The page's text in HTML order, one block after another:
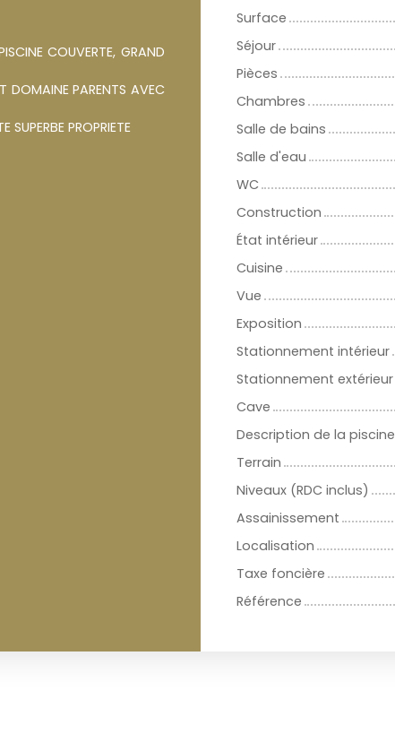
COUVERTE, GRAND
DOMAINE PARENTS AVEC
PROPRIETE
Surface
Séjour
Pièces
Chambres
Salle de bains
Salle d'eau
WC
Construction
État intérieur
Cuisine
Vue
Exposition
Stationnement intérieur
Stationnement extérieur
Cave
Description de la piscine
Terrain
Niveaux (RDC inclus)
Assainissement
Localisation
Taxe foncière
Référence